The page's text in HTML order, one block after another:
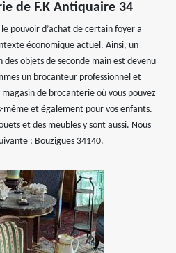
de F.K Antiquaire 34
pouvoir d’achat de certain foyer a
économique actuel. Ainsi, un
objets de seconde main est devenu
un brocanteur professionnel et
de brocanterie où vous pouvez
et également pour vos enfants.
et des meubles y sont aussi. Nous
: Bouzigues 34140.